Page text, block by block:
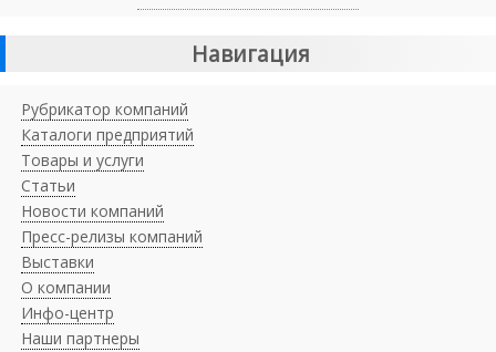
Навигация
Рубрикатор компаний
Каталоги предприятий
Товары и услуги
Статьи
Новости компаний
Пресс-релизы компаний
Выставки
О компании
Инфо-центр
Наши партнеры